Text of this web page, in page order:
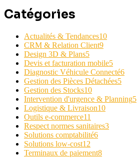
Catégories
Actualités & Tendances10
CRM & Relation Client9
Design 3D & Plans5
Devis et facturation mobile5
Diagnostic Véhicule Connecté6
Gestion des Pièces Détachées5
Gestion des Stocks10
Intervention d'urgence & Planning5
Logistique & Livraison10
Outils e-commerce11
Respect normes sanitaires3
Solutions comptabilité6
Solutions low-cost12
Terminaux de paiement8